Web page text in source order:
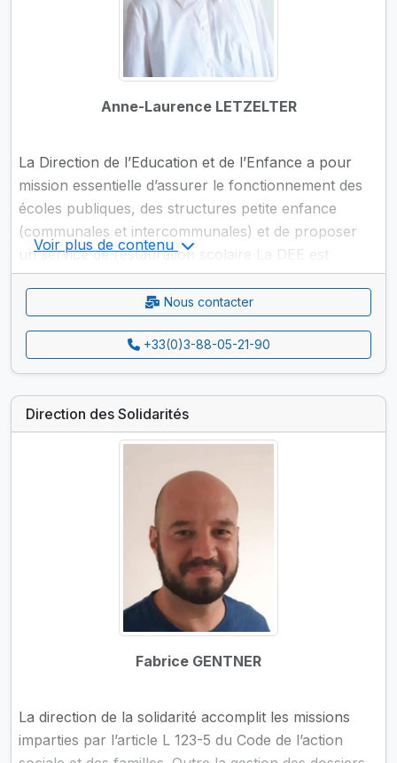
Anne-Laurence LETZELTER
La Direction de l’Education et de l’Enfance a pour
mission essentielle d’assurer le fonctionnement des
écoles publiques, des structures petite enfance
(communales et intercommunales) et de proposer
un service de restauration scolaire La DEE est
également chargée de l’organisation du service de
transport scolaire, en lien avec le syndicat des
Voir plus de contenu
Nous contacter
+33(0)3-88-05-21-90
Direction des Solidarités
Fabrice GENTNER
La direction de la solidarité accomplit les missions
imparties par l’article L 123-5 du Code de l’action